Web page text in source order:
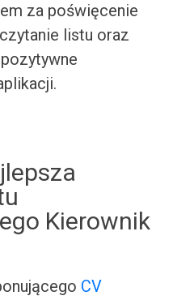
za poświęcenie
listu oraz
Kierownik
CV